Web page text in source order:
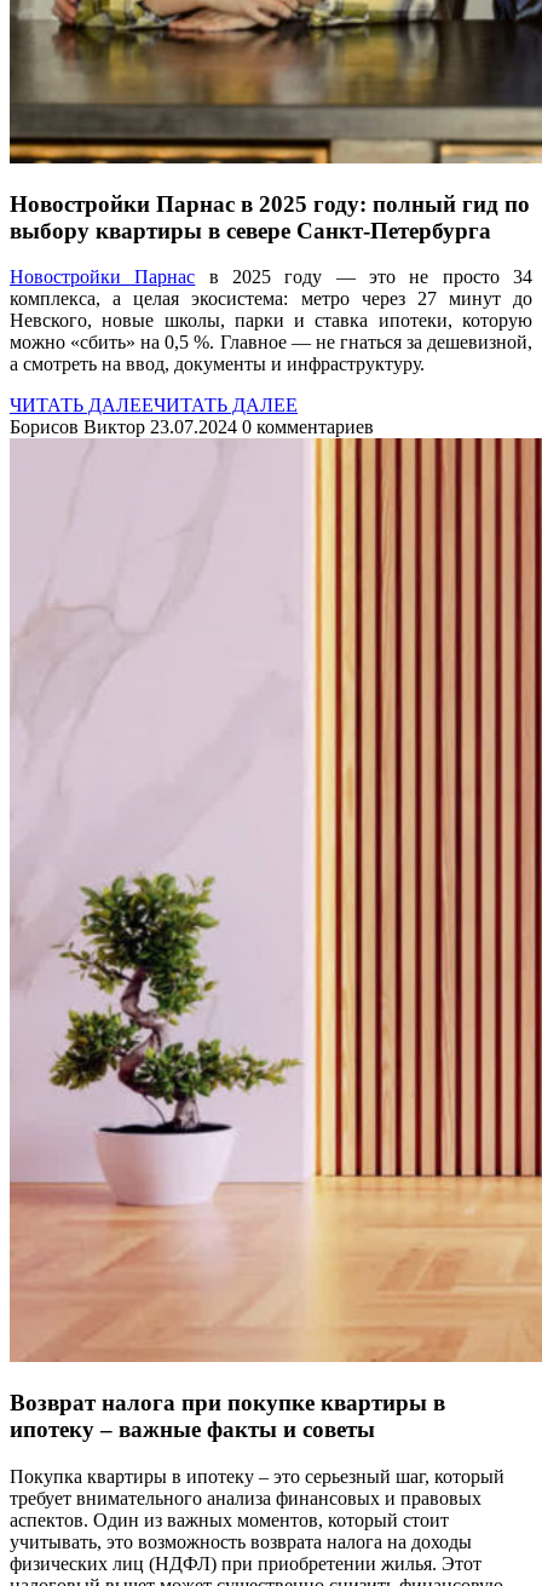
Новостройки Парнас в 2025 году: полный гид по
выбору квартиры в севере Санкт-Петербурга
Новостройки Парнас в 2025 году — это не просто 34
комплекса, а целая экосистема: метро через 27 минут до
Невского, новые школы, парки и ставка ипотеки, которую
можно «сбить» на 0,5 %. Главное — не гнаться за дешевизной,
а смотреть на ввод, документы и инфраструктуру.
ЧИТАТЬ ДАЛЕЕЧИТАТЬ ДАЛЕЕ
Борисов Виктор 23.07.2024 0 комментариев
Возврат налога при покупке квартиры в
ипотеку – важные факты и советы
Покупка квартиры в ипотеку – это серьезный шаг, который
требует внимательного анализа финансовых и правовых
аспектов. Один из важных моментов, который стоит
учитывать, это возможность возврата налога на доходы
физических лиц (НДФЛ) при приобретении жилья. Этот